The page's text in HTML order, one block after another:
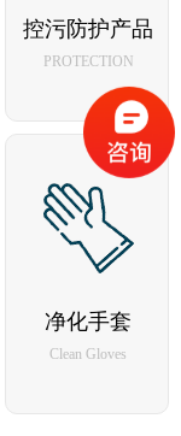
NON-DUST MOP
控污防护产品
PROTECTION
控污防护产
品
净化手套
Clean Gloves